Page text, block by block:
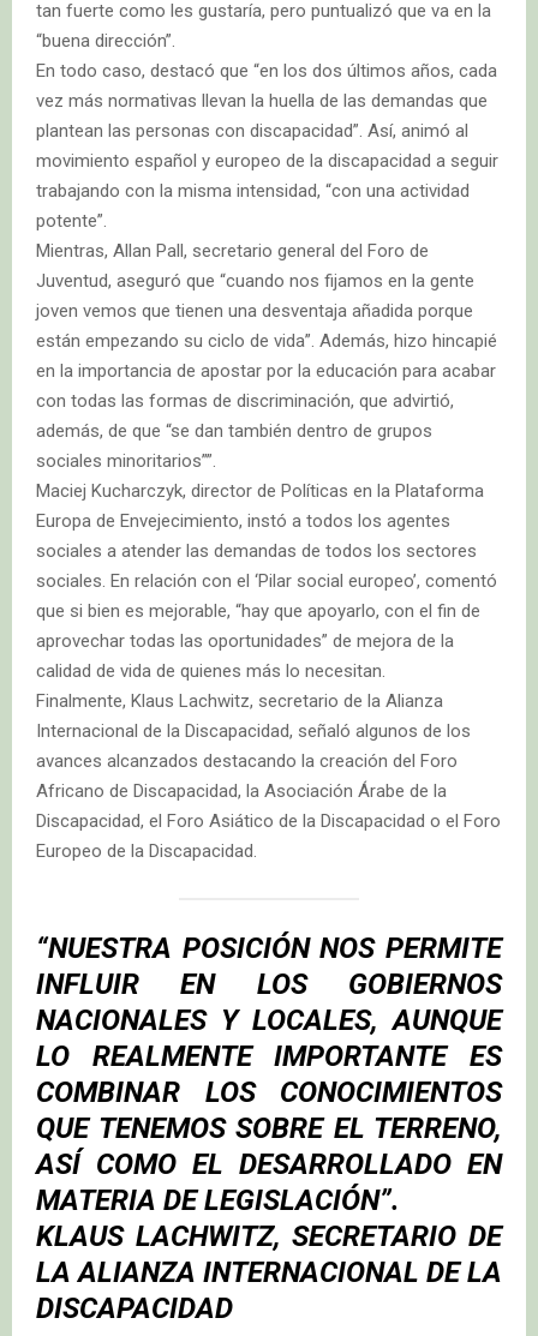
tan fuerte como les gustaría, pero puntualizó que va en la
“buena dirección”.
En todo caso, destacó que “en los dos últimos años, cada
vez más normativas llevan la huella de las demandas que
plantean las personas con discapacidad”. Así, animó al
movimiento español y europeo de la discapacidad a seguir
trabajando con la misma intensidad, “con una actividad
potente”.
Mientras, Allan Pall, secretario general del Foro de
Juventud, aseguró que “cuando nos fijamos en la gente
joven vemos que tienen una desventaja añadida porque
están empezando su ciclo de vida”. Además, hizo hincapié
en la importancia de apostar por la educación para acabar
con todas las formas de discriminación, que advirtió,
además, de que “se dan también dentro de grupos
sociales minoritarios””.
Maciej Kucharczyk, director de Políticas en la Plataforma
Europa de Envejecimiento, instó a todos los agentes
sociales a atender las demandas de todos los sectores
sociales. En relación con el ‘Pilar social europeo’, comentó
que si bien es mejorable, “hay que apoyarlo, con el fin de
aprovechar todas las oportunidades” de mejora de la
calidad de vida de quienes más lo necesitan.
Finalmente, Klaus Lachwitz, secretario de la Alianza
Internacional de la Discapacidad, señaló algunos de los
avances alcanzados destacando la creación del Foro
Africano de Discapacidad, la Asociación Árabe de la
Discapacidad, el Foro Asiático de la Discapacidad o el Foro
Europeo de la Discapacidad.
“NUESTRA POSICIÓN NOS PERMITE
INFLUIR EN LOS GOBIERNOS
NACIONALES Y LOCALES, AUNQUE
LO REALMENTE IMPORTANTE ES
COMBINAR LOS CONOCIMIENTOS
QUE TENEMOS SOBRE EL TERRENO,
ASÍ COMO EL DESARROLLADO EN
MATERIA DE LEGISLACIÓN”.
KLAUS LACHWITZ, SECRETARIO DE
LA ALIANZA INTERNACIONAL DE LA
DISCAPACIDAD